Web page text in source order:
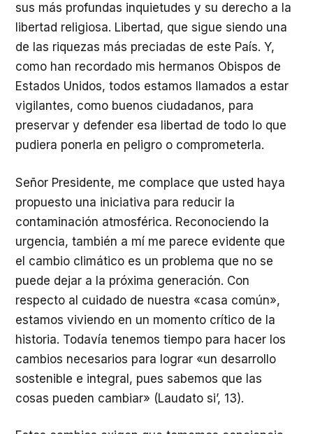
sus más profundas inquietudes y su derecho a la
libertad religiosa. Libertad, que sigue siendo una
de las riquezas más preciadas de este País. Y,
como han recordado mis hermanos Obispos de
Estados Unidos, todos estamos llamados a estar
vigilantes, como buenos ciudadanos, para
preservar y defender esa libertad de todo lo que
pudiera ponerla en peligro o comprometerla.
Señor Presidente, me complace que usted haya
propuesto una iniciativa para reducir la
contaminación atmosférica. Reconociendo la
urgencia, también a mí me parece evidente que
el cambio climático es un problema que no se
puede dejar a la próxima generación. Con
respecto al cuidado de nuestra «casa común»,
estamos viviendo en un momento crítico de la
historia. Todavía tenemos tiempo para hacer los
cambios necesarios para lograr «un desarrollo
sostenible e integral, pues sabemos que las
cosas pueden cambiar» (Laudato si’, 13).